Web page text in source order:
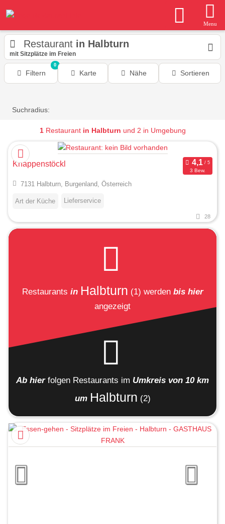
Menu
Restaurant in Halbturn
mit Sitzplätze im Freien
Filtern
0
Karte Nähe Sortieren
Suchradius:
1Restaurant in Halbturn und 2 in Umgebung
Knappenstöckl
3 Bew.
7131 Halbturn, Burgenland, Österreich
Art der Küche Lieferservice
28
Restaurants in Halbturn (1) werden bis hier
angezeigt
Ab hier folgen Restaurants im Umkreis von 10 km
um Halbturn (2)